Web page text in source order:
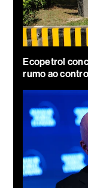
Ecopetrol
rumo ao